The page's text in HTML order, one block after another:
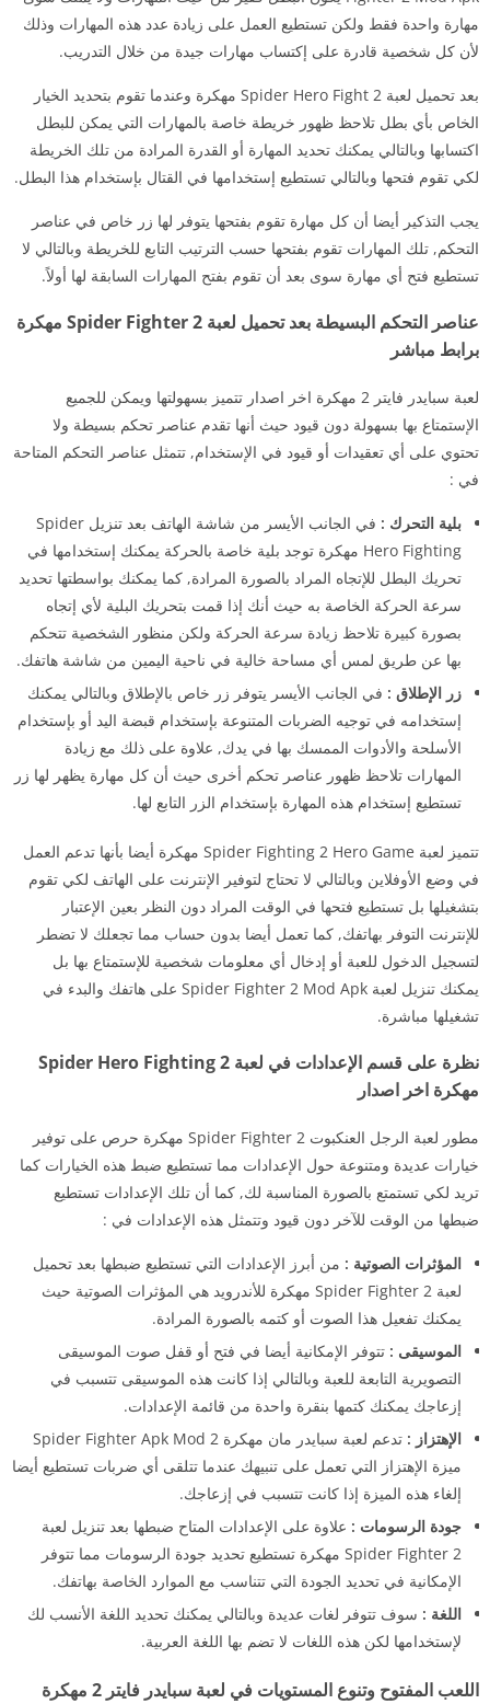
مهارة واحدة فقط ولكن تستطيع العمل على زيادة عدد هذه المهارات وذلك
لأن كل شخصية قادرة على إكتساب مهارات جيدة من خلال التدريب.
بعد تحميل لعبة Spider Hero Fight 2 مهكرة وعندما تقوم بتحديد الخيار
الخاص بأي بطل تلاحظ ظهور خريطة خاصة بالمهارات التي يمكن للبطل
اكتسابها وبالتالي يمكنك تحديد المهارة أو القدرة المرادة من تلك الخريطة
لكي تقوم فتحها وبالتالي تستطيع إستخدامها في القتال بإستخدام هذا البطل.
يجب التذكير أيضا أن كل مهارة تقوم بفتحها يتوفر لها زر خاص في عناصر
التحكم, تلك المهارات تقوم بفتحها حسب الترتيب التابع للخريطة وبالتالي لا
تستطيع فتح أي مهارة سوى بعد أن تقوم بفتح المهارات السابقة لها أولاً.
عناصر التحكم البسيطة بعد تحميل لعبة Spider Fighter 2 مهكرة
برابط مباشر
لعبة سبايدر فايتر 2 مهكرة اخر اصدار تتميز بسهولتها ويمكن للجميع
الإستمتاع بها بسهولة دون قيود حيث أنها تقدم عناصر تحكم بسيطة ولا
تحتوي على أي تعقيدات أو قيود في الإستخدام, تتمثل عناصر التحكم المتاحة
في :
بلية التحرك :
في الجانب الأيسر من شاشة الهاتف بعد تنزيل Spider
Hero Fighting مهكرة توجد بلية خاصة بالحركة يمكنك إستخدامها في
تحريك البطل للإتجاه المراد بالصورة المرادة, كما يمكنك بواسطتها تحديد
سرعة الحركة الخاصة به حيث أنك إذا قمت بتحريك البلية لأي إتجاه
بصورة كبيرة تلاحظ زيادة سرعة الحركة ولكن منظور الشخصية تتحكم
بها عن طريق لمس أي مساحة خالية في ناحية اليمين من شاشة هاتفك.
زر الإطلاق : في الجانب الأيسر يتوفر زر خاص بالإطلاق وبالتالي يمكنك
إستخدامه في توجيه الضربات المتنوعة بإستخدام قبضة اليد أو بإستخدام
الأسلحة والأدوات الممسك بها في يدك, علاوة على ذلك مع زيادة
المهارات تلاحظ ظهور عناصر تحكم أخرى حيث أن كل مهارة يظهر لها زر
تستطيع إستخدام هذه المهارة بإستخدام الزر التابع لها.
تتميز لعبة Spider Fighting 2 Hero Game مهكرة أيضا بأنها تدعم العمل
في وضع الأوفلاين وبالتالي لا تحتاج لتوفير الإنترنت على الهاتف لكي تقوم
بتشغيلها بل تستطيع فتحها في الوقت المراد دون النظر بعين الإعتبار
للإنترنت التوفر بهاتفك, كما تعمل أيضا بدون حساب مما تجعلك لا تضطر
لتسجيل الدخول للعبة أو إدخال أي معلومات شخصية للإستمتاع بها بل
يمكنك تنزيل لعبة Spider Fighter 2 Mod Apk على هاتفك والبدء في
تشغيلها مباشرة.
نظرة على قسم الإعدادات في لعبة Spider Hero Fighting 2
مهكرة اخر اصدار
مطور لعبة الرجل العنكبوت Spider Fighter 2 مهكرة حرص على توفير
خيارات عديدة ومتنوعة حول الإعدادات مما تستطيع ضبط هذه الخيارات كما
تريد لكي تستمتع بالصورة المناسبة لك, كما أن تلك الإعدادات تستطيع
ضبطها من الوقت للآخر دون قيود وتتمثل هذه الإعدادات في :
المؤثرات الصوتية : من أبرز الإعدادات التي تستطيع ضبطها بعد تحميل
لعبة Spider Fighter 2 مهكرة للأندرويد هي المؤثرات الصوتية حيث
يمكنك تفعيل هذا الصوت أو كتمه بالصورة المرادة.
الموسيقى : تتوفر الإمكانية أيضا في فتح أو قفل صوت الموسيقى
التصويرية التابعة للعبة وبالتالي إذا كانت هذه الموسيقى تتسبب في
إزعاجك يمكنك كتمها بنقرة واحدة من قائمة الإعدادات.
الإهتزاز :
تدعم لعبة سبايدر مان مهكرة Spider Fighter Apk Mod 2
ميزة الإهتزاز التي تعمل على تنبيهك عندما تتلقى أي ضربات تستطيع أيضا
إلغاء هذه الميزة إذا كانت تتسبب في إزعاجك.
جودة الرسومات : علاوة على الإعدادات المتاح ضبطها بعد تنزيل لعبة
Spider Fighter 2 مهكرة تستطيع تحديد جودة الرسومات مما تتوفر
الإمكانية في تحديد الجودة التي تتناسب مع الموارد الخاصة بهاتفك.
اللغة : سوف تتوفر لغات عديدة وبالتالي يمكنك تحديد اللغة الأنسب لك
لإستخدامها لكن هذه اللغات لا تضم بها اللغة العربية.
اللعب المفتوح وتنوع المستويات في لعبة سبايدر فايتر 2 مهكرة